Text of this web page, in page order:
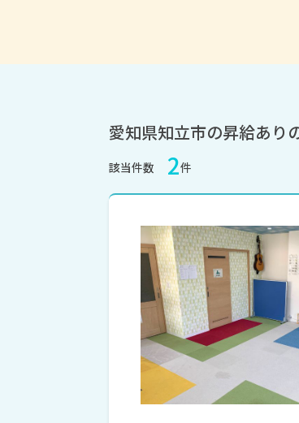
愛知県知立市の昇給あり
該当件数 2件